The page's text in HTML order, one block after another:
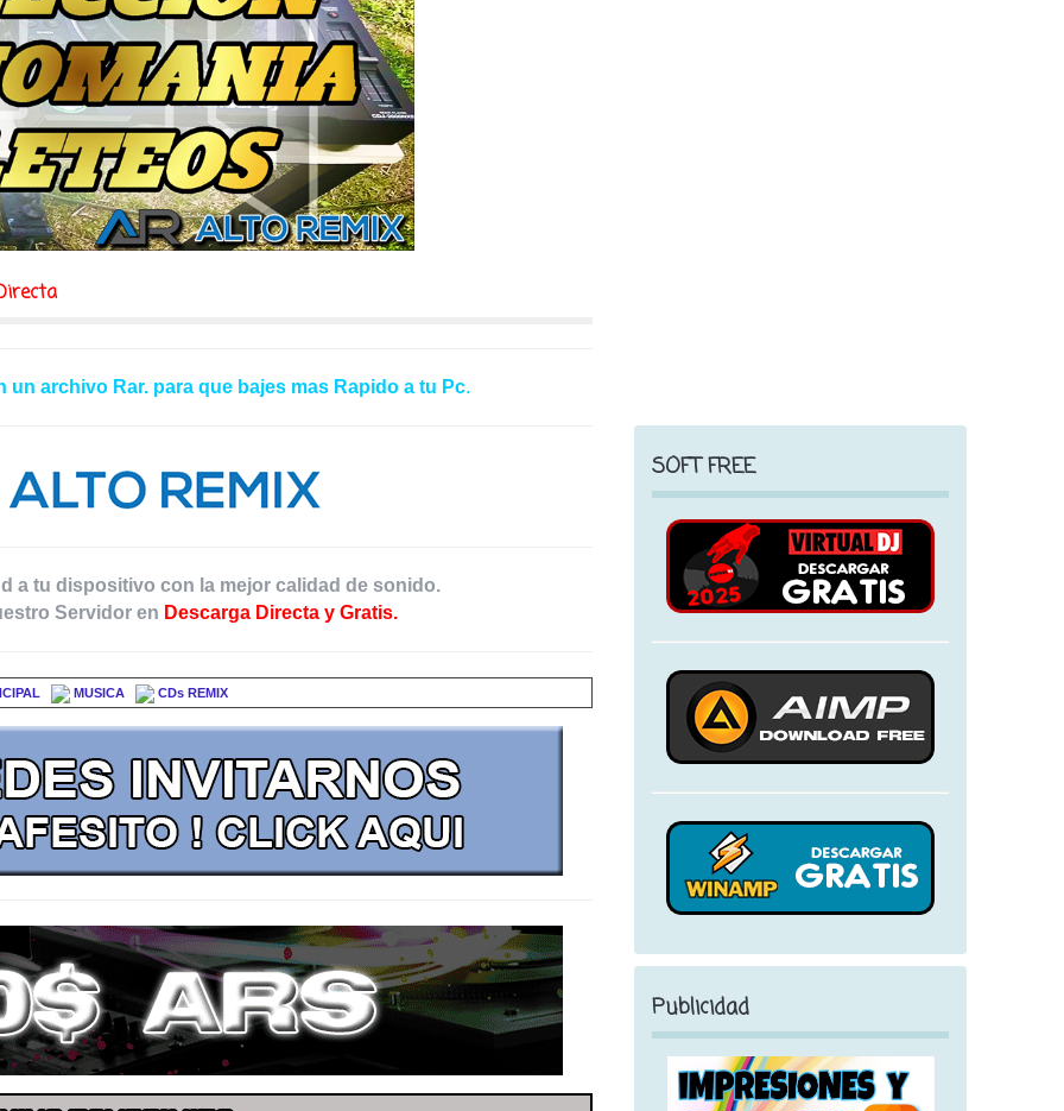
archivo Rar. para que bajes mas Rapido a tu Pc.
a tu dispositivo con la mejor calidad de sonido.
Servidor en Descarga Directa y Gratis.
MUSICA CDs REMIX
SOFT FREE
Publicidad